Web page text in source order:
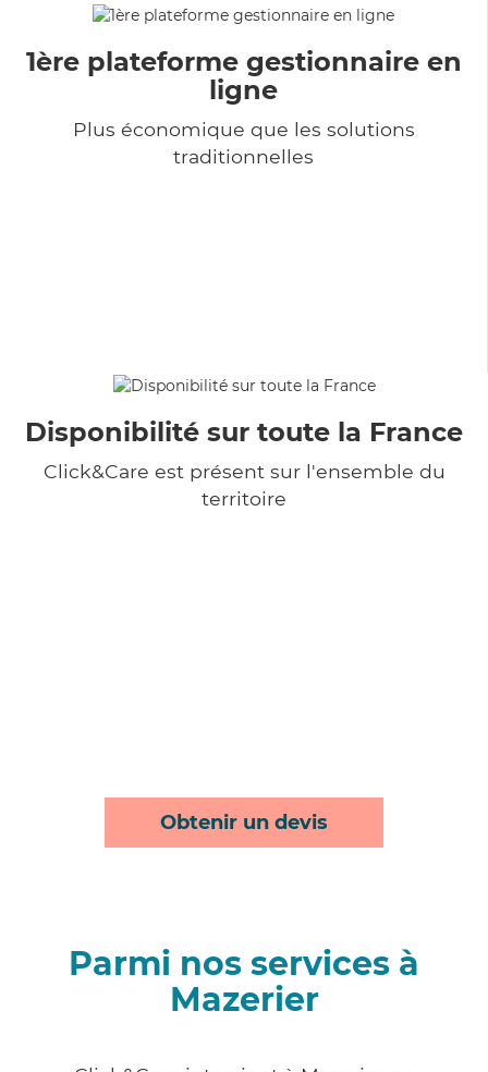
1ère plateforme gestionnaire en
ligne
Plus économique que les solutions
traditionnelles
Disponibilité sur toute la France
Click&Care est présent sur l'ensemble du
territoire
Obtenir un devis
Parmi nos services à
Mazerier